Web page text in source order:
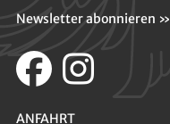
Newsletter abonnieren »
ANFAHRT